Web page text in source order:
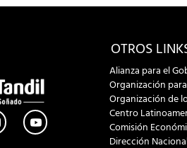
OTROS
Alianza para el
Organización
Organización de
Centro
Comisión
Dirección